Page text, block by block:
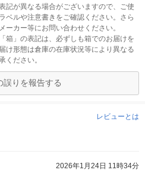
記が異なる場合がございますので、ご使
ベルや注意書きをご確認ください。さら
ーカー等にお問い合わせください。
箱」の表記は、必ずしも箱でのお届けを
け形態は倉庫の在庫状況等により異なる
ください。
誤りを報告する
レビューとは
2026年1月24日 11時34分